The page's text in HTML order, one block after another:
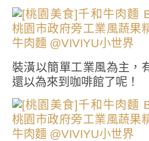
裝潢以簡單工業風為主，
還以為來到咖啡館了呢！